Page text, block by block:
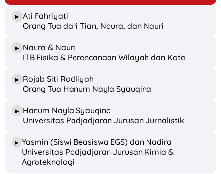
▶ Ati Fahriyati
Orang Tua dari Tian, Naura, dan Nauri
▶
Naura & Nauri
ITB Fisika & Perencanaan Wilayah dan Kota
▶
Rojab Siti Rodliyah
Orang Tua Hanum Nayla Syauqina
▶
Hanum Nayla Syauqina
Universitas Padjadjaran Jurusan Jurnalistik
▶ Yasmin (Siswi Beasiswa EGS) dan Nadira
Universitas Padjadjaran Jurusan Kimia &
Agroteknologi